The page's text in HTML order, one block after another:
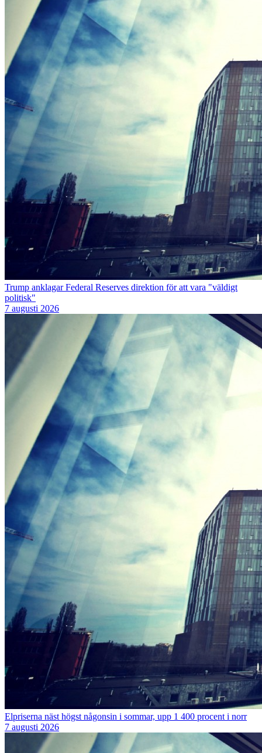
Trump anklagar Federal Reserves direktion för att vara "väldigt
politisk"
7 augusti 2026
Elpriserna näst högst någonsin i sommar, upp 1 400 procent i norr
7 augusti 2026